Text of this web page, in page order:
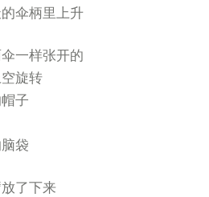
伞柄里上升
一样张开的
旋转
子
袋
了下来